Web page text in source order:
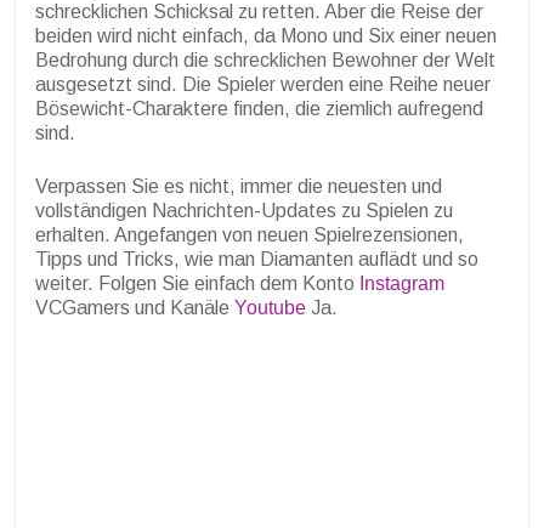
schrecklichen Schicksal zu retten. Aber die Reise der
beiden wird nicht einfach, da Mono und Six einer neuen
Bedrohung durch die schrecklichen Bewohner der Welt
ausgesetzt sind. Die Spieler werden eine Reihe neuer
Bösewicht-Charaktere finden, die ziemlich aufregend
sind.
Verpassen Sie es nicht, immer die neuesten und
vollständigen Nachrichten-Updates zu Spielen zu
erhalten. Angefangen von neuen Spielrezensionen,
Tipps und Tricks, wie man Diamanten auflädt und so
weiter. Folgen Sie einfach dem Konto Instagram
VCGamers und Kanäle Youtube Ja.